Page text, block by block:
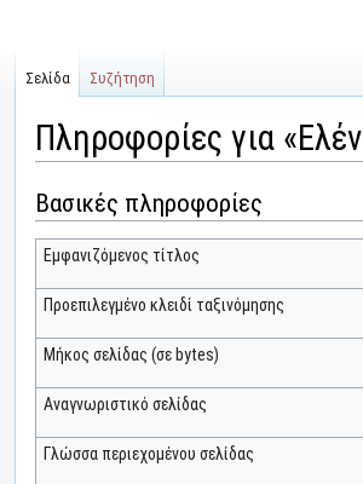
Πληροφορίες για
Μετάβαση
στην
πλοήγηση
Πήδηση
στην
αναζήτηση
Βασικές πληροφορίες
Εμφανιζόμενος τίτλος
Προεπιλεγμένο κλειδί ταξινόμησης
Μήκος σελίδας (σε bytes)
Αναγνωριστικό σελίδας
Γλώσσα περιεχομένου σελίδας
Σελίδα Συζήτηση